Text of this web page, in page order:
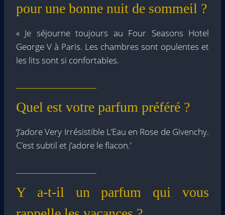
pour une bonne nuit de sommeil ?
« Je séjourne toujours au Four Seasons Hotel
George V à Paris. Les chambres sont opulentes et
les lits sont si confortables.
Quel est votre parfum préféré ?
‘J’adore Very Irrésistible L’Eau en Rose de Givenchy.
C’est subtil et j’adore le flacon.’
Y a-t-il un parfum qui vous